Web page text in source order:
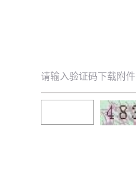
请输入验证码下载附件